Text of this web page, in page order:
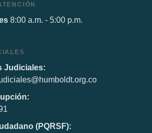
8:00 a.m. - 5:00 p.m.
Judiciales:
(PQRSF):